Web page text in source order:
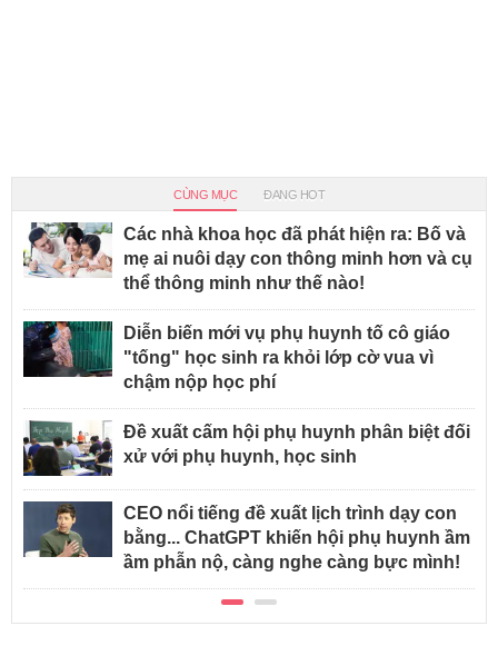
CÙNG MỤC ĐANG HOT
Các nhà khoa học đã phát hiện ra: Bố và
mẹ ai nuôi dạy con thông minh hơn và cụ
thể thông minh như thế nào!
Diễn biến mới vụ phụ huynh tố cô giáo
"tống" học sinh ra khỏi lớp cờ vua vì
chậm nộp học phí
Đề xuất cấm hội phụ huynh phân biệt đối
xử với phụ huynh, học sinh
CEO nổi tiếng đề xuất lịch trình dạy con
bằng... ChatGPT khiến hội phụ huynh ầm
ầm phẫn nộ, càng nghe càng bực mình!